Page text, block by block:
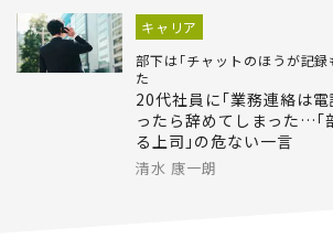
キャリア
部下は｢チャットのほうが記
た
20代社員に｢業務連絡は
ったら辞めてしまった…｢
る上司｣の危ない一言
清水 康一朗